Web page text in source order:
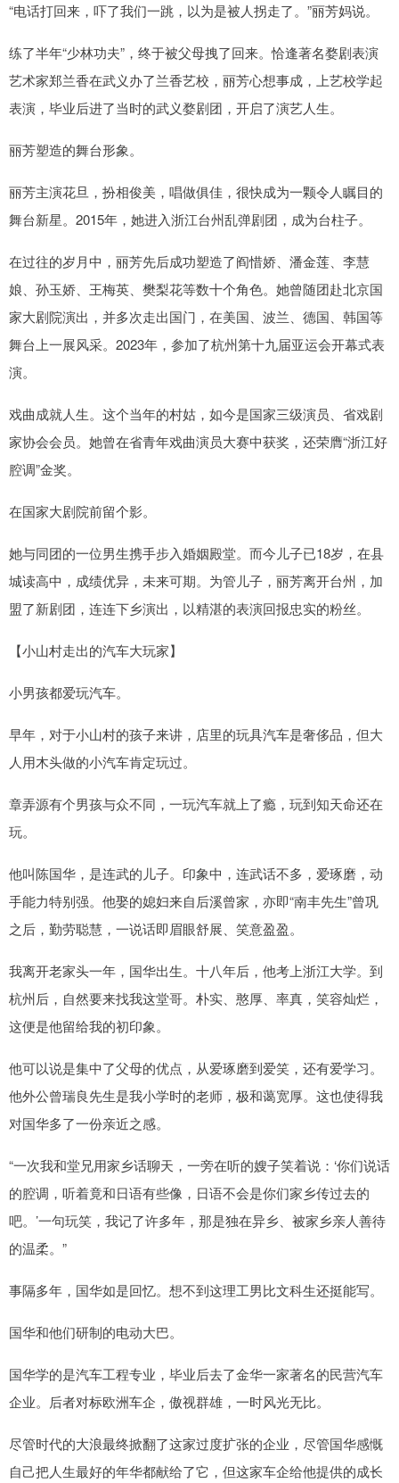
“电话打回来，吓了我们一跳，以为是被人拐走了。”丽芳妈说。
练了半年“少林功夫”，终于被父母拽了回来。恰逢著名婺剧表演
艺术家郑兰香在武义办了兰香艺校，丽芳心想事成，上艺校学起
表演，毕业后进了当时的武义婺剧团，开启了演艺人生。
丽芳塑造的舞台形象。
丽芳主演花旦，扮相俊美，唱做俱佳，很快成为一颗令人瞩目的
舞台新星。2015年，她进入浙江台州乱弹剧团，成为台柱子。
在过往的岁月中，丽芳先后成功塑造了阎惜娇、潘金莲、李慧
娘、孙玉娇、王梅英、樊梨花等数十个角色。她曾随团赴北京国
家大剧院演出，并多次走出国门，在美国、波兰、德国、韩国等
舞台上一展风采。2023年，参加了杭州第十九届亚运会开幕式表
演。
戏曲成就人生。这个当年的村姑，如今是国家三级演员、省戏剧
家协会会员。她曾在省青年戏曲演员大赛中获奖，还荣膺“浙江好
腔调”金奖。
在国家大剧院前留个影。
她与同团的一位男生携手步入婚姻殿堂。而今儿子已18岁，在县
城读高中，成绩优异，未来可期。为管儿子，丽芳离开台州，加
盟了新剧团，连连下乡演出，以精湛的表演回报忠实的粉丝。
【小山村走出的汽车大玩家】
小男孩都爱玩汽车。
早年，对于小山村的孩子来讲，店里的玩具汽车是奢侈品，但大
人用木头做的小汽车肯定玩过。
章弄源有个男孩与众不同，一玩汽车就上了瘾，玩到知天命还在
玩。
他叫陈国华，是连武的儿子。印象中，连武话不多，爱琢磨，动
手能力特别强。他娶的媳妇来自后溪曾家，亦即“南丰先生”曾巩
之后，勤劳聪慧，一说话即眉眼舒展、笑意盈盈。
我离开老家头一年，国华出生。十八年后，他考上浙江大学。到
杭州后，自然要来找我这堂哥。朴实、憨厚、率真，笑容灿烂，
这便是他留给我的初印象。
他可以说是集中了父母的优点，从爱琢磨到爱笑，还有爱学习。
他外公曾瑞良先生是我小学时的老师，极和蔼宽厚。这也使得我
对国华多了一份亲近之感。
“一次我和堂兄用家乡话聊天，一旁在听的嫂子笑着说：‘你们说话
的腔调，听着竟和日语有些像，日语不会是你们家乡传过去的
吧。’一句玩笑，我记了许多年，那是独在异乡、被家乡亲人善待
的温柔。”
事隔多年，国华如是回忆。想不到这理工男比文科生还挺能写。
国华和他们研制的电动大巴。
国华学的是汽车工程专业，毕业后去了金华一家著名的民营汽车
企业。后者对标欧洲车企，傲视群雄，一时风光无比。
尽管时代的大浪最终掀翻了这家过度扩张的企业，尽管国华感慨
自己把人生最好的年华都献给了它，但这家车企给他提供的成长